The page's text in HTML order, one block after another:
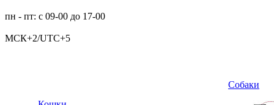
пн - пт: с 09-00 до 17-00
МСК+2/UTC+5
Собаки